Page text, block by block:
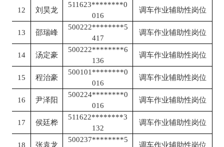
12 刘昊龙
511623********0
016
调车作业辅助性岗位
13 邵瑞峰
500222********5
417
调车作业辅助性岗位
14 汤定豪
500222********6
136
调车作业辅助性岗位
15 程治豪
500101********0
016
调车作业辅助性岗位
16 尹泽阳
500224********0
016
调车作业辅助性岗位
17 侯廷桦
511622********3
132
调车作业辅助性岗位
18 张袁龙
500237********5
调车作业辅助性岗位